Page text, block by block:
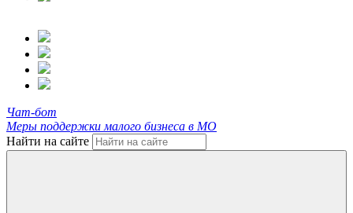
Чат-бот
Меры поддержки малого бизнеса в МО
Найти на сайте